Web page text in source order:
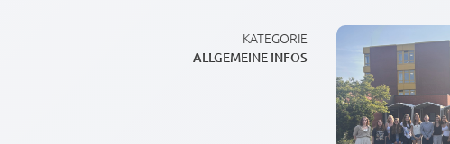
KATEGORIE
ALLGEMEINE INFOS